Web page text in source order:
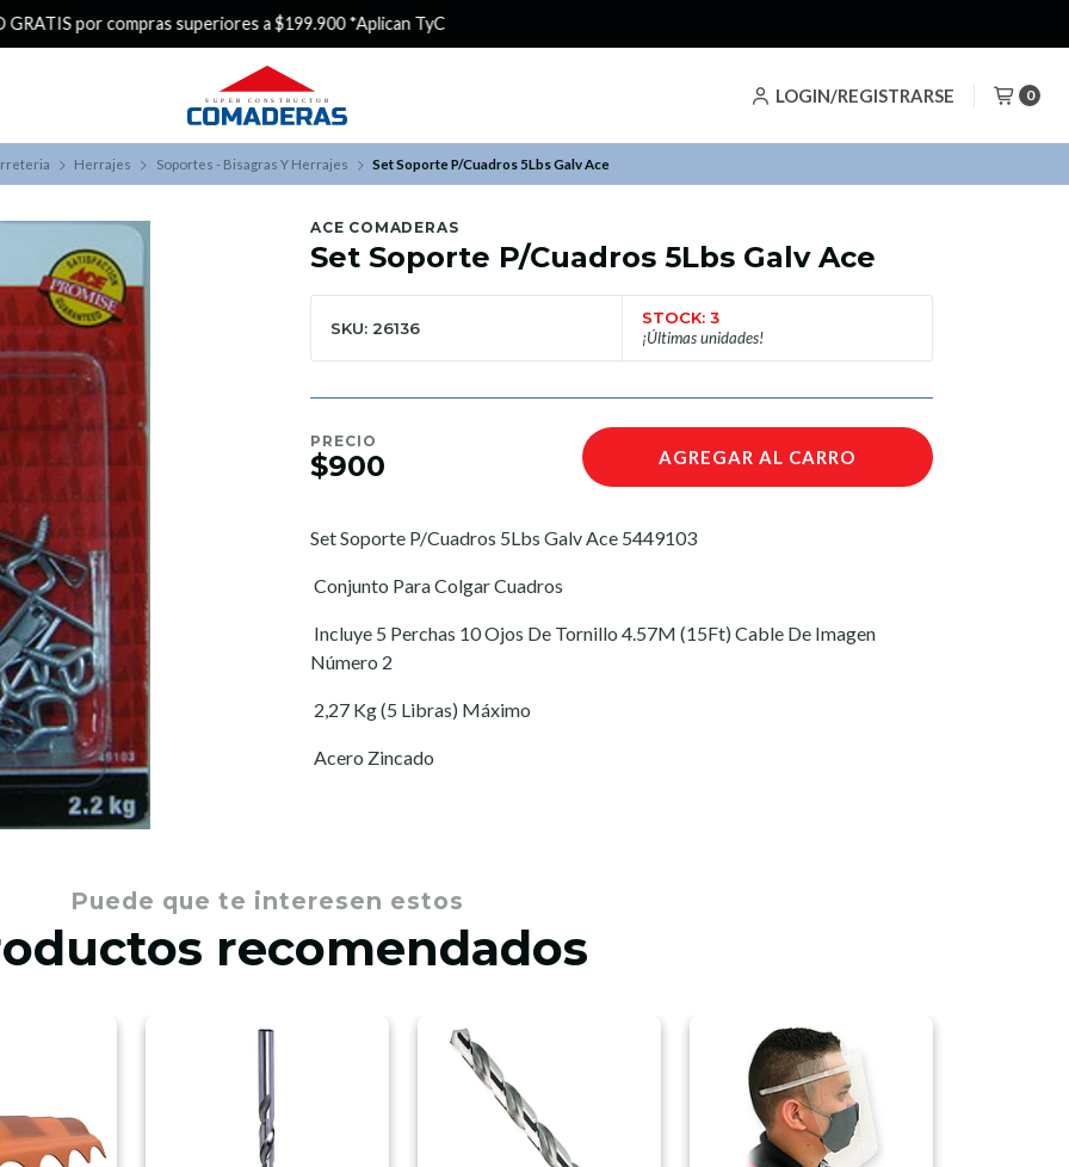
LOGIN/REGISTRARSE 0
¿Buscas Promociones? ¡Aprovecha nuestros Descuentazos!
Herrajes Soportes - Bisagras Y Herrajes Set Soporte P/Cuadros 5Lbs Galv Ace
ACE COMADERAS
Set Soporte P/Cuadros 5Lbs Galv Ace
SKU: 26136
STOCK: 3
¡Últimas unidades!
PRECIO
$900 AGREGAR AL CARRO
Set Soporte P/Cuadros 5Lbs Galv Ace 5449103
 Conjunto Para Colgar Cuadros
 Incluye 5 Perchas 10 Ojos De Tornillo 4.57M (15Ft) Cable De Imagen
Número 2
 2,27 Kg (5 Libras) Máximo
 Acero Zincado
Puede que te interesen estos
recomendados